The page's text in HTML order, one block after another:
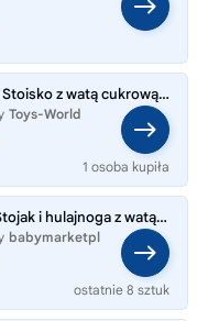
LEGO 42643 FRIENDS Stoisko z watą cukrową i skuter
Toys-World
1 osoba kupiła
LEGO Friends 42643 Stojak i hulajnoga z watą cukrową
babymarketpl
ostatnie 8 sztuk